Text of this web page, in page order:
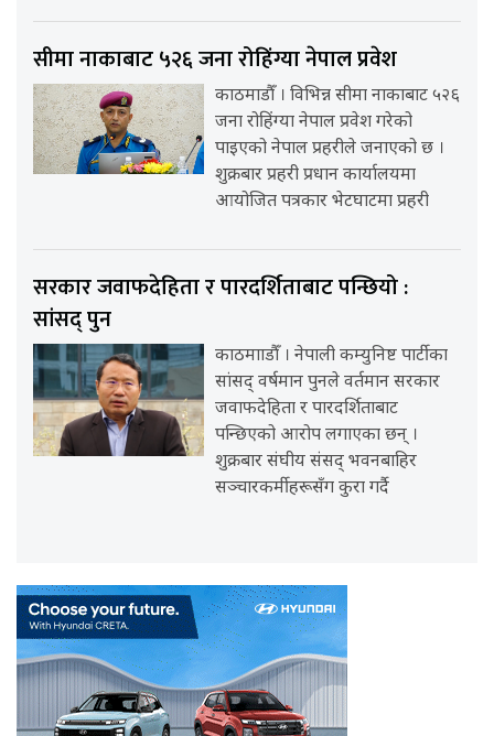
सीमा नाकाबाट ५२६ जना रोहिंग्या नेपाल प्रवेश
काठमाडौँ । विभिन्न सीमा नाकाबाट ५२६
जना रोहिंग्या नेपाल प्रवेश गरेको
पाइएको नेपाल प्रहरीले जनाएको छ ।
शुक्रबार प्रहरी प्रधान कार्यालयमा
आयोजित पत्रकार भेटघाटमा प्रहरी
सरकार जवाफदेहिता र पारदर्शिताबाट पन्छियो :
सांसद् पुन
काठमााडौँ । नेपाली कम्युनिष्ट पार्टीका
सांसद् वर्षमान पुनले वर्तमान सरकार
जवाफदेहिता र पारदर्शिताबाट
पन्छिएको आरोप लगाएका छन् ।
शुक्रबार संघीय संसद् भवनबाहिर
सञ्चारकर्मीहरूसँग कुरा गर्दै